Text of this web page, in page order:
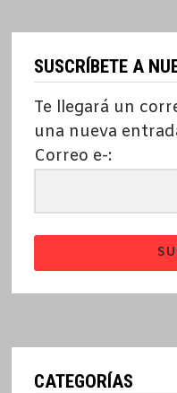
SUSCRÍBETE A
Te llegará un
una nueva
Correo e-:
CATEGORÍAS